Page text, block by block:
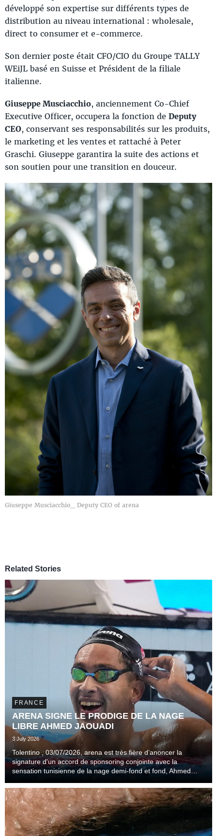
développé son expertise sur différents types de
distribution au niveau international : wholesale,
direct to consumer et e-commerce.
Son dernier poste était CFO/CIO du Groupe TALLY
WEiJL basé en Suisse et Président de la filiale
italienne.
Giuseppe Musciacchio, anciennement Co-Chief
Executive Officer, occupera la fonction de Deputy
CEO, conservant ses responsabilités sur les produits,
le marketing et les ventes et rattaché à Peter
Graschi. Giuseppe garantira la suite des actions et
son soutien pour une transition en douceur.
Giuseppe Musciacchio_ Deputy CEO of arena
Related Stories
FRANCE
ARENA SIGNE LE PRODIGE DE LA NAGE
LIBRE AHMED JAOUADI
3 July 2026
Tolentino , 03/07/2026, arena est très fière d’anoncer la
signature d'un accord de sponsoring conjointe avec la
sensation tunisienne de la nage demi-fond et fond, Ahmed